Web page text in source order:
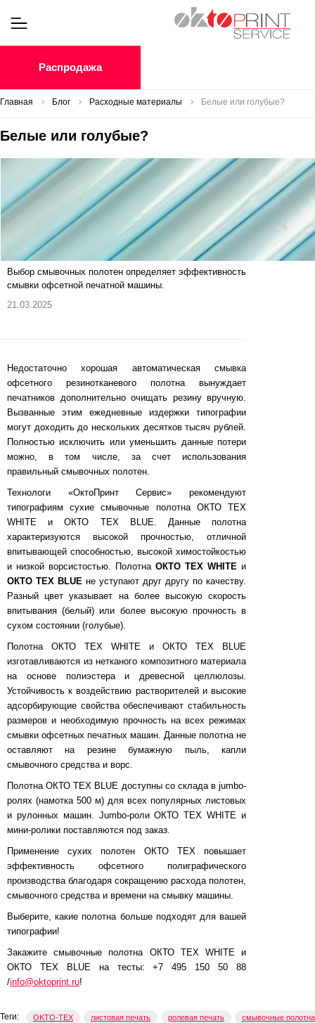
Распродажа
Главная Блог Расходные материалы Белые или голубые?
Белые или голубые?
Выбор смывочных полотен определяет эффективность
смывки офсетной печатной машины.
21.03.2025
Недостаточно хорошая автоматическая смывка
офсетного резинотканевого полотна вынуждает
печатников дополнительно очищать резину вручную.
Вызванные этим ежедневные издержки типографии
могут доходить до нескольких десятков тысяч рублей.
Полностью исключить или уменьшить данные потери
можно, в том числе, за счет использования
правильный смывочных полотен.
Технологи «ОктоПринт Сервис» рекомендуют
типографиям сухие смывочные полотна ОКТО ТЕХ
WHITE и ОКТО ТЕХ BLUE. Данные полотна
характеризуются высокой прочностью, отличной
впитывающей способностью, высокой химостойкостью
и низкой ворсистостью. Полотна ОКТО ТЕХ WHITE и
ОКТО ТЕХ BLUE не уступают друг другу по качеству.
Разный цвет указывает на более высокую скорость
впитывания (белый) или более высокую прочность в
сухом состоянии (голубые).
Полотна ОКТО ТЕХ WHITE и ОКТО ТЕХ BLUE
изготавливаются из нетканого композитного материала
на основе полиэстера и древесной целлюлозы.
Устойчивость к воздействию растворителей и высокие
адсорбирующие свойства обеспечивают стабильность
размеров и необходимую прочность на всех режимах
смывки офсетных печатных машин. Данные полотна не
оставляют на резине бумажную пыль, капли
смывочного средства и ворс.
Полотна ОКТО ТЕХ BLUE доступны со склада в jumbo-
ролях (намотка 500 м) для всех популярных листовых
и рулонных машин. Jumbo-роли ОКТО ТЕХ WHITE и
мини-ролики поставляются под заказ.
Применение сухих полотен ОКТО ТЕХ повышает
эффективность офсетного полиграфического
производства благодаря сокращению расхода полотен,
смывочного средства и времени на смывку машины.
Выберите, какие полотна больше подходят для вашей
типографии!
Закажите смывочные полотна ОКТО ТЕХ WHITE и
ОКТО ТЕХ BLUE на тесты: +7 495 150 50 88
/info@oktoprint.ru!
Теги: OKTO-TEX листовая печать ролевая печать смывочные полотна